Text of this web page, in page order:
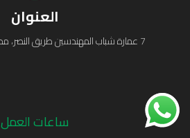
العنوان
7 عمارة شباب المهندسين طريق النصر، مدينة نصر-القاهرة، مصر
ساعات العمل